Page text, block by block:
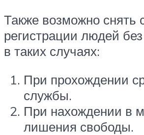
Также возможно снять
регистрации людей
в таких случаях:
При прохождении
службы.
При нахождении в
лишения свободы.